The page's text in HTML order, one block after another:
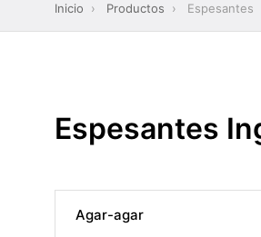
Inicio › Productos › Espesantes
Espesantes
Agar-agar